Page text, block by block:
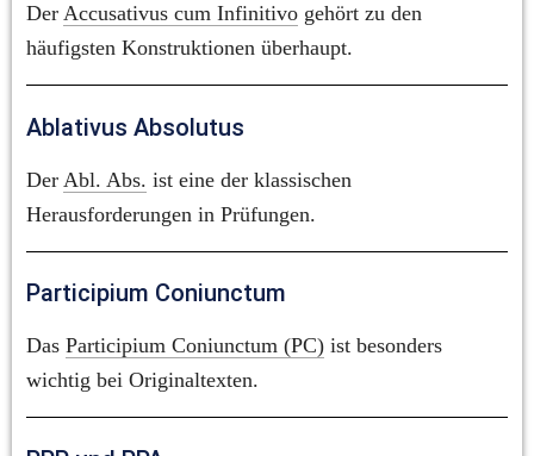
Der Accusativus cum Infinitivo gehört zu den
häufigsten Konstruktionen überhaupt.
Ablativus Absolutus
Der Abl. Abs. ist eine der klassischen
Herausforderungen in Prüfungen.
Participium Coniunctum
Das Participium Coniunctum (PC) ist besonders
wichtig bei Originaltexten.